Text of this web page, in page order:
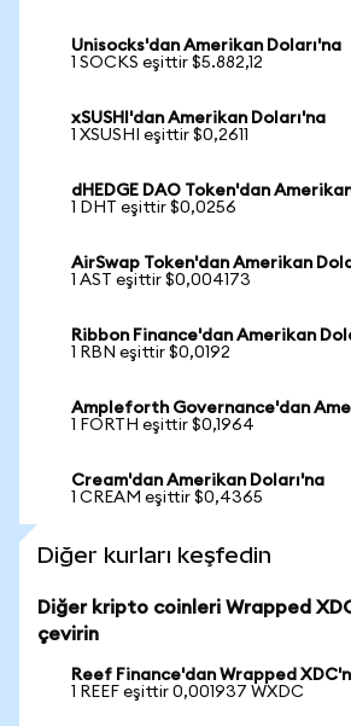
Unisocks'dan Amerikan Doları'na
1 SOCKS eşittir $5.882,12
xSUSHI'dan Amerikan Doları'na
1 XSUSHI eşittir $0,2611
dHEDGE DAO Token'dan
1 DHT eşittir $0,0256
AirSwap Token'dan Amerikan
1 AST eşittir $0,004173
Ribbon Finance'dan Amerikan
1 RBN eşittir $0,0192
Ampleforth Governance'dan
1 FORTH eşittir $0,1964
Cream'dan Amerikan Doları'na
1 CREAM eşittir $0,4365
Diğer kurları keşfedin
Diğer kripto coinleri Wrapped
çevirin
Reef Finance'dan Wrapped
1 REEF eşittir 0,001937 WXDC